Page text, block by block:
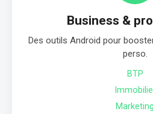
Business &
Des outils Android pour
perso.
BTP
Marketing